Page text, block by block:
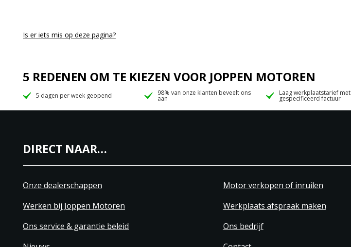
Is er iets mis op deze pagina?
5 REDENEN OM TE KIEZEN VOOR JOPPEN MOTOREN
5 dagen per week geopend 98% van onze klanten beveelt ons
aan
Laag werkplaatstarief met
gespecificeerd factuur
DIRECT NAAR…
Onze dealerschappen
Motor verkopen of inruilen
Werken bij Joppen Motoren
Werkplaats afspraak maken
Ons service & garantie beleid
Ons bedrijf